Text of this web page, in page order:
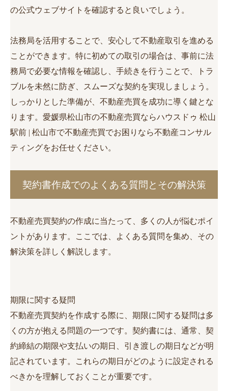
の公式ウェブサイトを確認すると良いでしょう。
法務局を活用することで、安心して不動産取引を進める
ことができます。特に初めての取引の場合は、事前に法
務局で必要な情報を確認し、手続きを行うことで、トラ
ブルを未然に防ぎ、スムーズな契約を実現しましょう。
しっかりとした準備が、不動産売買を成功に導く鍵とな
ります。愛媛県松山市の不動産売買ならハウスドゥ 松山
駅前 | 松山市で不動産売買でお困りなら不動産コンサル
ティングをお任せください。
契約書作成でのよくある質問とその解決策
不動産売買契約の作成に当たって、多くの人が悩むポイ
ントがあります。ここでは、よくある質問を集め、その
解決策を詳しく解説します。
期限に関する疑問
不動産売買契約を作成する際に、期限に関する疑問は多
くの方が抱える問題の一つです。契約書には、通常、契
約締結の期限や支払いの期日、引き渡しの期日などが明
記されています。これらの期日がどのように設定される
べきかを理解しておくことが重要です。